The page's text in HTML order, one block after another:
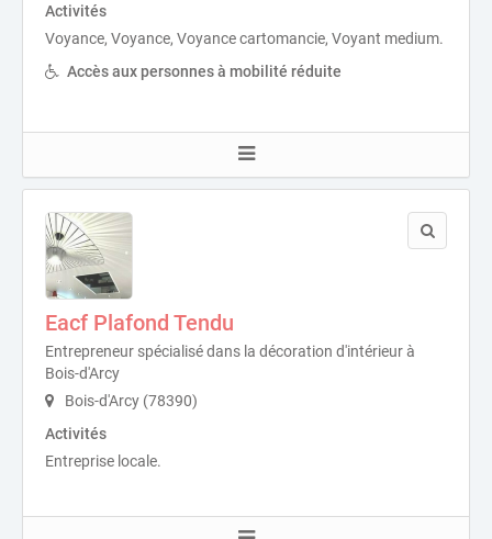
Activités
Voyance, Voyance, Voyance cartomancie, Voyant medium.
Accès aux personnes à mobilité réduite
Eacf Plafond Tendu
Entrepreneur spécialisé dans la décoration d'intérieur à
Bois-d'Arcy
Bois-d'Arcy (78390)
Activités
Entreprise locale.